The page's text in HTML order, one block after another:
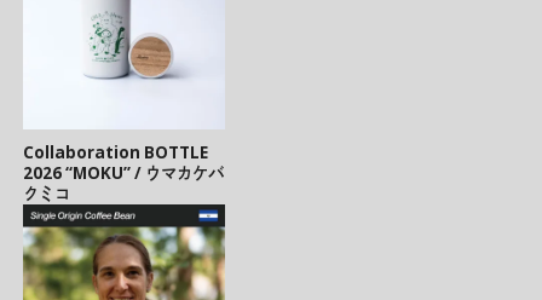
Collaboration BOTTLE
2026 “MOKU” / ウマカケバ
クミコ